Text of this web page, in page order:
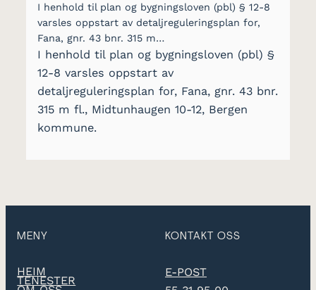
I henhold til plan og bygningsloven (pbl) § 12-8
varsles oppstart av detaljreguleringsplan for,
Fana, gnr. 43 bnr. 315 m…
I henhold til plan og bygningsloven (pbl) §
12-8 varsles oppstart av
detaljreguleringsplan for, Fana, gnr. 43 bnr.
315 m fl., Midtunhaugen 10-12, Bergen
kommune.
MENY
HEIM
TENESTER
KONTAKT OSS
E-POST